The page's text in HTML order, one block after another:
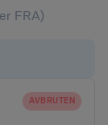
AVBRUTEN